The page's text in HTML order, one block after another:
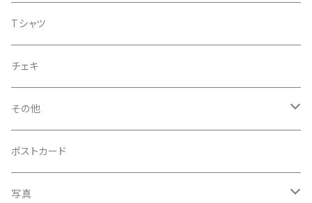
シングル
菅沼温泉タオル
菅沼エアーかおる
菅沼温泉ハンカチタオル
手ぬぐい
Tシャツ
チェキ
その他
コースター
うちわ
ポストカード
写真